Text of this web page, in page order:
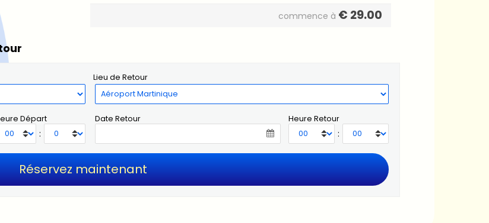
commence à € 29.00
Lieu de Retour
Départ
:
Date Retour Heure Retour
: